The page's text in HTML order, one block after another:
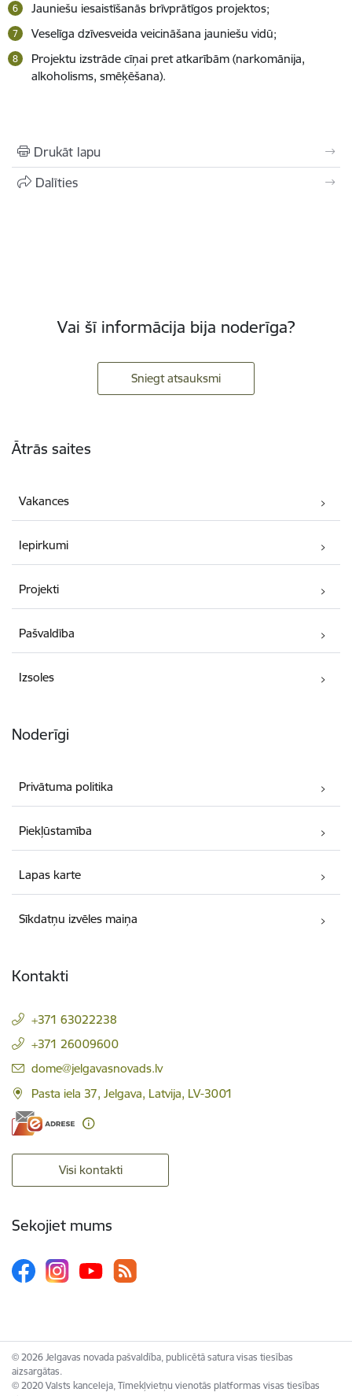
Jauniešu iesaistīšanās brīvprātīgos projektos;
Veselīga dzīvesveida veicināšana jauniešu vidū;
Projektu izstrāde cīņai pret atkarībām (narkomānija,
alkoholisms, smēķēšana).
Drukāt lapu
Dalīties
Vai šī informācija bija noderīga?
Sniegt atsauksmi
Ātrās saites
Vakances
Iepirkumi
Projekti
Pašvaldība
Izsoles
Noderīgi
Privātuma politika
Piekļūstamība
Lapas karte
Sīkdatņu izvēles maiņa
Kontakti
+371 63022238
+371 26009600
E-pasts:
dome@jelgavasnovads.lv
Pasta iela 37, Jelgava, Latvija, LV-3001
Visi kontakti
Sekojiet mums
© 2026 Jelgavas novada pašvaldība, publicētā satura visas tiesības
aizsargātas.
© 2020 Valsts kanceleja, Tīmekļvietņu vienotās platformas visas tiesības